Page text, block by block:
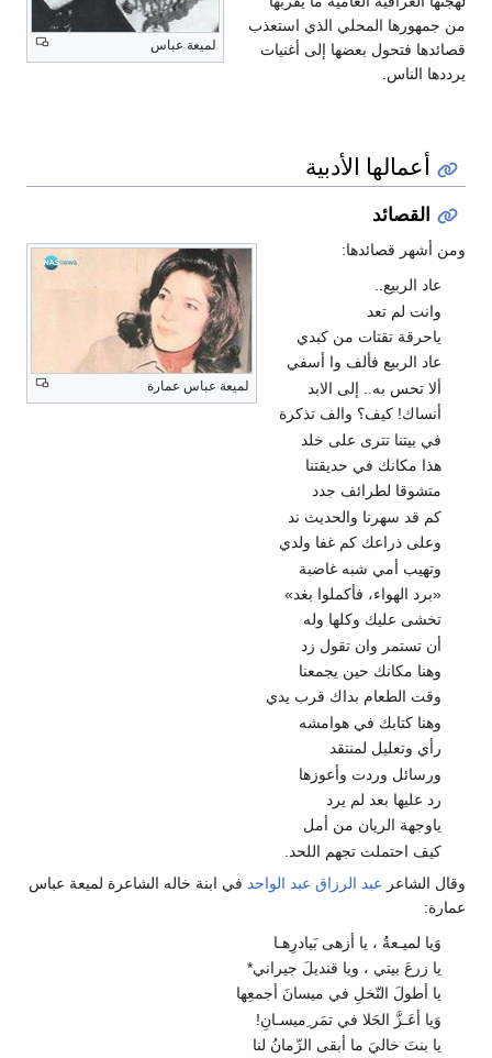
لميعة عباس
من جمهورها المحلي الذي استعذب
قصائدها فتحول بعضها إلى أغنيات
يرددها الناس.
أعمالها الأدبية
القصائد
لميعة عباس عمارة
ومن أشهر قصائدها:
عاد الربيع..
وانت لم تعد
ياحرقة تقتات من كبدي
عاد الربيع فألف وا أسفي
ألا تحس به.. إلى الابد
أنساك! كيف؟ والف تذكرة
في بيتنا تترى على خلد
هذا مكانك في حديقتنا
متشوقا لطرائف جدد
كم قد سهرنا والحديث ند
وعلى ذراعك كم غفا ولدي
وتهيب أمي شبه غاضبة
«برد الهواء، فأكملوا بغد»
تخشى عليك وكلها وله
أن تستمر وان تقول زد
وهنا مكانك حين يجمعنا
وقت الطعام بداك قرب يدي
وهنا كتابك في هوامشه
رأي وتعليل لمنتقد
ورسائل وردت وأعوزها
رد عليها بعد لم يرد
ياوجهة الريان من أمل
كيف احتملت تجهم اللحد.
وقال الشاعر عبد الرزاق عبد الواحد في ابنة خاله الشاعرة لميعة عباس
عمارة:
وَيا لميـعةُ ، يا أزهى بَيادرِهـا
يا زرعَ بيتي ، ويا قنديلَ جيراني*
يا أطولَ النّخلِ في ميسانَ أجمعِها
وَيا أعَـزَّ الحَلا في تمَر ِميسـانِ!
يا بنتَ خاليَ ما أبقى الزّمانُ لنا